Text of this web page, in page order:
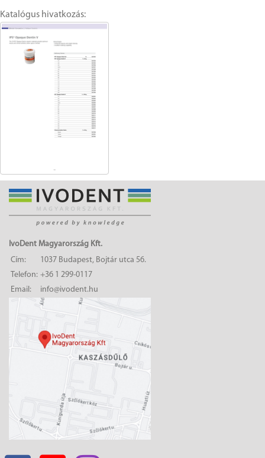
Katalógus hivatkozás:
IvoDent Magyarország Kft.
Cím:
1037 Budapest, Bojtár utca 56.
Telefon: +36 1 299-0117
Email:
info@ivodent.hu